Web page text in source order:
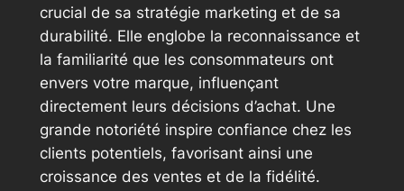
crucial de sa stratégie marketing et de sa
durabilité. Elle englobe la reconnaissance et
la familiarité que les consommateurs ont
envers votre marque, influençant
directement leurs décisions d’achat. Une
grande notoriété inspire confiance chez les
clients potentiels, favorisant ainsi une
croissance des ventes et de la fidélité.